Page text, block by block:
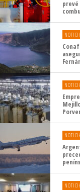
prevé